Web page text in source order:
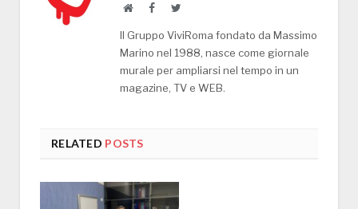
WebsiteFacebookTwitter
Il Gruppo ViviRoma fondato da Massimo
Marino nel 1988, nasce come giornale
murale per ampliarsi nel tempo in un
magazine, TV e WEB.
RELATED POSTS